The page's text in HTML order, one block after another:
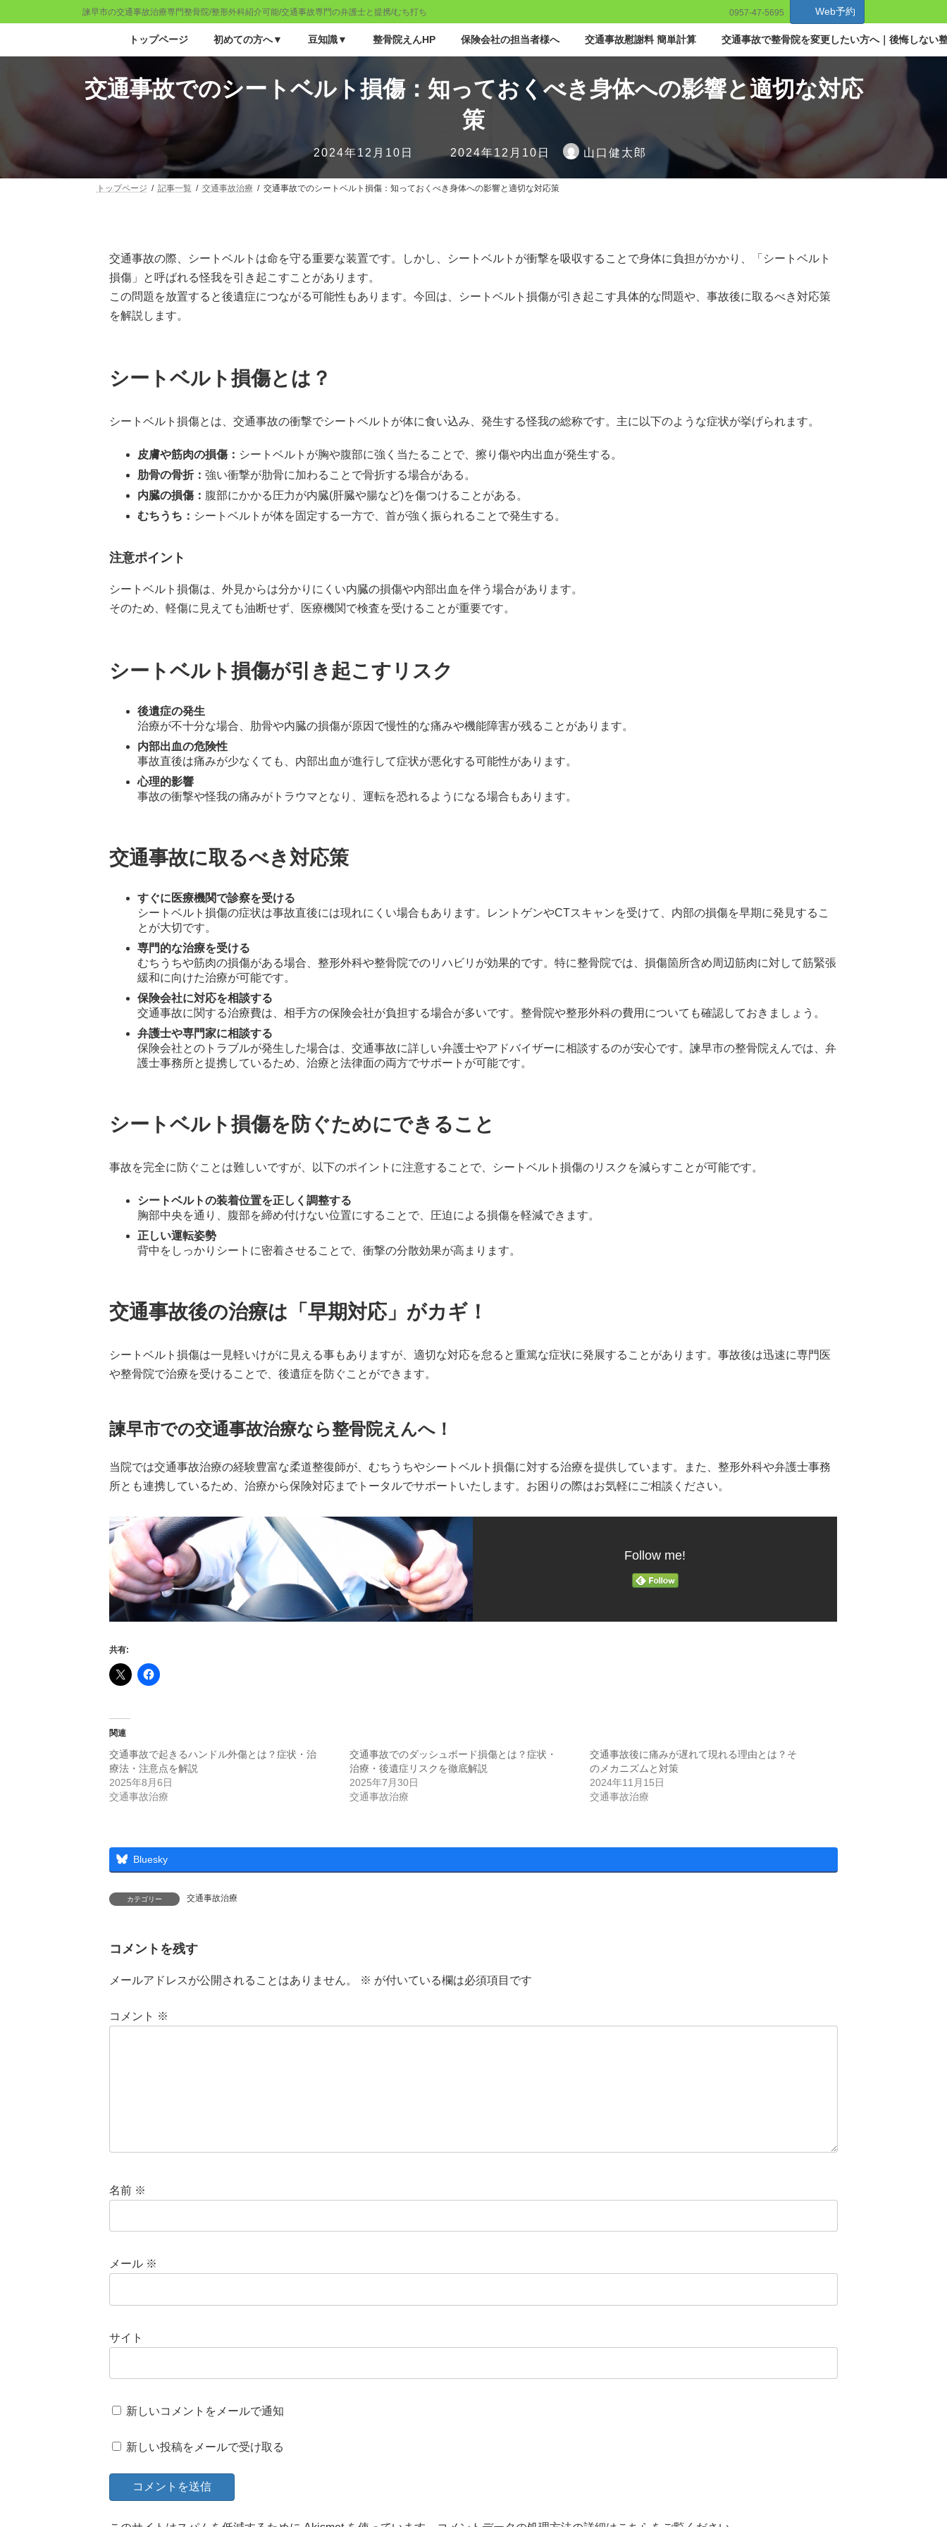
ン
ビ
諫早市の交通事故治療専門整骨院/整形外科紹介可能/交通事故専門の弁護士と提携/むち打ち 0957-47-5695 Web予約
トップページ 初めての方へ▼ 豆知識▼ 整骨院えんHP 保険会社の担当者様へ 交通事故慰謝料 簡単計算 交通事故で整骨院を変更したい方へ｜後悔しない
交通事故でのシートベルト損傷：知っておくべき身体への影響と適切な対応
策
2024年12月10日
最
更
2024年12月10日 山口健太郎
トップページ 記事一覧 交通事故治療 交通事故でのシートベルト損傷：知っておくべき身体への影響と適切な対応策
交通事故の際、シートベルトは命を守る重要な装置です。しかし、シートベルトが衝撃を吸収することで身体に負担がかかり、「シートベルト
損傷」と呼ばれる怪我を引き起こすことがあります。
この問題を放置すると後遺症につながる可能性もあります。今回は、シートベルト損傷が引き起こす具体的な問題や、事故後に取るべき対応策
を解説します。
シートベルト損傷とは？
シートベルト損傷とは、交通事故の衝撃でシートベルトが体に食い込み、発生する怪我の総称です。主に以下のような症状が挙げられます。
皮膚や筋肉の損傷： シートベルトが胸や腹部に強く当たることで、擦り傷や内出血が発生する。
肋骨の骨折：強い衝撃が肋骨に加わることで骨折する場合がある。
内臓の損傷： 腹部にかかる圧力が内臓(肝臓や腸など)を傷つけることがある。
むちうち： シートベルトが体を固定する一方で、首が強く振られることで発生する。
注意ポイント
シートベルト損傷は、外見からは分かりにくい内臓の損傷や内部出血を伴う場合があります。
そのため、軽傷に見えても油断せず、医療機関で検査を受けることが重要です。
シートベルト損傷が引き起こすリスク
後遺症の発生
治療が不十分な場合、肋骨や内臓の損傷が原因で慢性的な痛みや機能障害が残ることがあります。
内部出血の危険性
事故直後は痛みが少なくても、内部出血が進行して症状が悪化する可能性があります。
心理的影響
事故の衝撃や怪我の痛みがトラウマとなり、運転を恐れるようになる場合もあります。
交通事故に取るべき対応策
すぐに医療機関で診察を受ける
シートベルト損傷の症状は事故直後には現れにくい場合もあります。レントゲンやCTスキャンを受けて、内部の損傷を早期に発見するこ
とが大切です。
専門的な治療を受ける
むちうちや筋肉の損傷がある場合、整形外科や整骨院でのリハビリが効果的です。特に整骨院では、損傷箇所含め周辺筋肉に対して筋緊張
緩和に向けた治療が可能です。
保険会社に対応を相談する
交通事故に関する治療費は、相手方の保険会社が負担する場合が多いです。整骨院や整形外科の費用についても確認しておきましょう。
弁護士や専門家に相談する
保険会社とのトラブルが発生した場合は、交通事故に詳しい弁護士やアドバイザーに相談するのが安心です。諫早市の整骨院えんでは、弁
護士事務所と提携しているため、治療と法律面の両方でサポートが可能です。
シートベルト損傷を防ぐためにできること
事故を完全に防ぐことは難しいですが、以下のポイントに注意することで、シートベルト損傷のリスクを減らすことが可能です。
シートベルトの装着位置を正しく調整する
胸部中央を通り、腹部を締め付けない位置にすることで、圧迫による損傷を軽減できます。
正しい運転姿勢
背中をしっかりシートに密着させることで、衝撃の分散効果が高まります。
交通事故後の治療は「早期対応」がカギ！
シートベルト損傷は一見軽いけがに見える事もありますが、適切な対応を怠ると重篤な症状に発展することがあります。事故後は迅速に専門医
や整骨院で治療を受けることで、後遺症を防ぐことができます。
諫早市での交通事故治療なら整骨院えんへ！
当院では交通事故治療の経験豊富な柔道整復師が、むちうちやシートベルト損傷に対する治療を提供しています。また、整形外科や弁護士事務
所とも連携しているため、治療から保険対応までトータルでサポートいたします。お困りの際はお気軽にご相談ください。
Follow me!
共有:
関連
交通事故で起きるハンドル外傷とは？症状・治
療法・注意点を解説
2025年8月6日
交通事故治療
交通事故でのダッシュボード損傷とは？症状・
治療・後遺症リスクを徹底解説
2025年7月30日
交通事故治療
交通事故後に痛みが遅れて現れる理由とは？そ
のメカニズムと対策
2024年11月15日
交通事故治療
Bluesky
カテゴリー 交通事故治療
コメントを残す
メールアドレスが公開されることはありません。 ※ が付いている欄は必須項目です
コメント ※
名前 ※
メール ※
サイト
新しいコメントをメールで通知
新しい投稿をメールで受け取る